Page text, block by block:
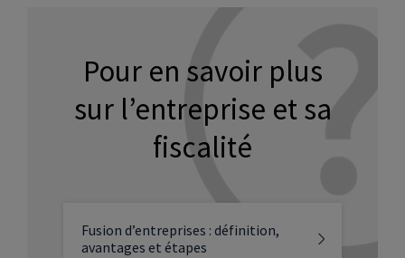
Pour en savoir plus
sur l’entreprise et sa
fiscalité
Fusion d’entreprises : définition,
avantages et étapes